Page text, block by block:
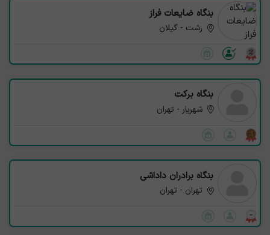
بنگاه ضایعات فراز
رشت - گیلان
بنگاه برکت
شهریار - تهران
بنگاه برادران داداشی
تهران - تهران